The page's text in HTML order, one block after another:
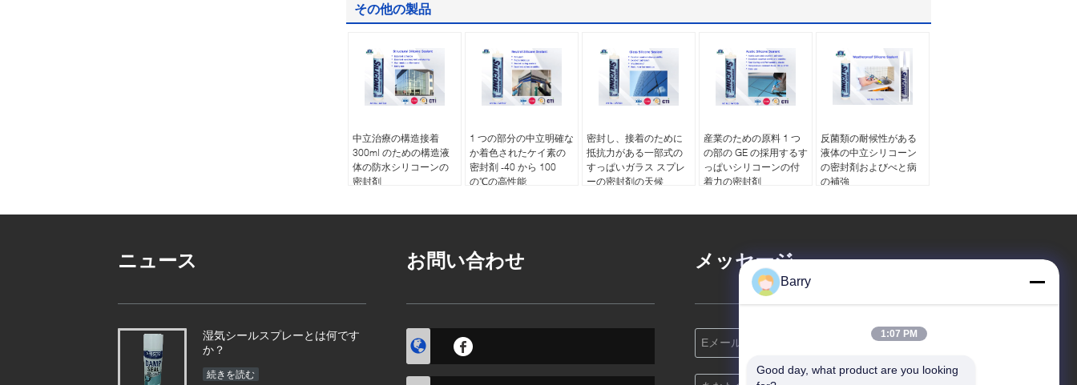
その他の製品
中立治療の構造接着
300ml のための構造液
体の防水シリコーンの
密封剤
1 つの部分の中立明確な
か着色されたケイ素の
密封剤 -40 から 100
の℃の高性能
密封し、接着のために
抵抗力がある一部式の
すっぱいガラス スプレ
ーの密封剤の天候
産業のための原料 1 つ
の部の GE の採用するす
っぱいシリコーンの付
着力の密封剤
反菌類の耐候性がある
液体の中立シリコーン
の密封剤およびべと病
の補強
ニュース
湿気シールスプレーとは何です
か？
続きを読む
お問い合わせ メッセージ
Barry
1:07 PM
Good day, what product are you looking